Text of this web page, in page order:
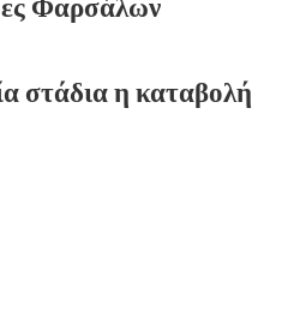
στάδια η καταβολή